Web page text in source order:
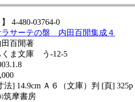
4-480-03764-0
ラサーテの盤 内田百閒集成４
田百閒著
くま文庫 う-12-5
法] 14.9cm Ａ６（文庫）判 [頁]
筑摩書房